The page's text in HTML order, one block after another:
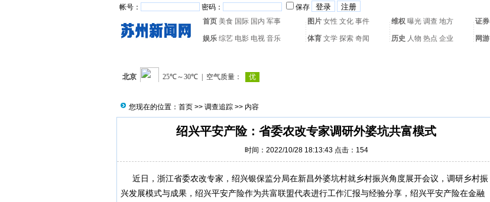
帐号： 密码： 保存
首页 美食 国际 国内 军事 图片 女性 文化 事件 维权 曝光 调查 地方 证券
娱乐 综艺 电影 电视 音乐 体育 文学 探索 奇闻 历史 人物 热点 企业 网游
您现在的位置： 首页 >> 调查追踪 >> 内容
绍兴平安产险：省委农改专家调研外婆坑共富模式
时间：2022/10/28 18:13:43 点击： 154
近日，浙江省委农改专家，绍兴银保监分局在新昌外婆坑村就乡村振兴角度展开会议，调研乡村振
兴发展模式与成果，绍兴平安产险作为共富联盟代表进行工作汇报与经验分享，绍兴平安产险在金融